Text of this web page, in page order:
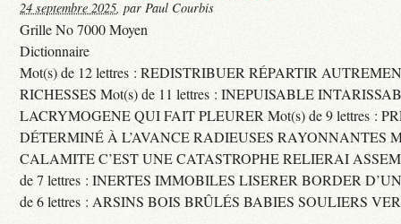
24 septembre 2025, par Paul Courbis
Grille No 7000 Moyen
Dictionnaire
Mot(s) de 12 lettres : REDISTRIBUER RÉPARTIR
RICHESSES Mot(s) de 11 lettres : INEPUISABLE
LACRYMOGENE QUI FAIT PLEURER Mot(s) de 9 lettres :
DÉTERMINÉ À L’AVANCE RADIEUSES RAYONNANTES
CALAMITE C’EST UNE CATASTROPHE RELIERAI
de 7 lettres : INERTES IMMOBILES LISERER BORDER
de 6 lettres : ARSINS BOIS BRÛLÉS BABIES SOULIERS